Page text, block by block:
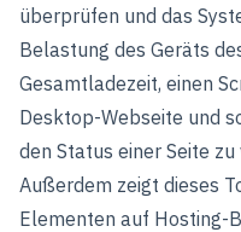
überprüfen und das
Belastung des Geräts
Gesamtladezeit, einen
Desktop-Webseite und
den Status einer Seite
Außerdem zeigt dieses
Elementen auf Hosting-